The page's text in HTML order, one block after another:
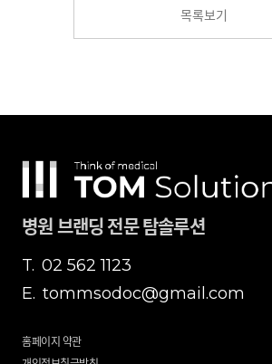
목록보기
병원 브랜딩 전문 탐솔루션
T. 02 562 1123
E. tommsodoc@gmail.com
홈페이지 약관